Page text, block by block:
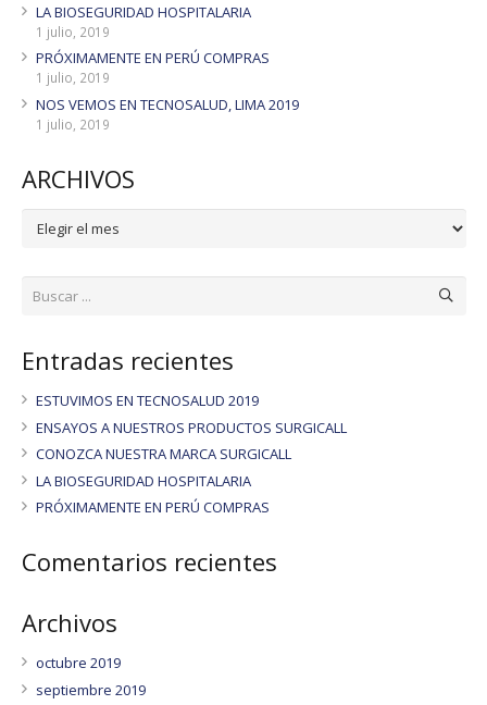
LA BIOSEGURIDAD HOSPITALARIA
1 julio, 2019
PRÓXIMAMENTE EN PERÚ COMPRAS
1 julio, 2019
NOS VEMOS EN TECNOSALUD, LIMA 2019
1 julio, 2019
ARCHIVOS
ARCHIVOS
Entradas recientes
ESTUVIMOS EN TECNOSALUD 2019
ENSAYOS A NUESTROS PRODUCTOS SURGICALL
CONOZCA NUESTRA MARCA SURGICALL
LA BIOSEGURIDAD HOSPITALARIA
PRÓXIMAMENTE EN PERÚ COMPRAS
Comentarios recientes
Archivos
octubre 2019
septiembre 2019